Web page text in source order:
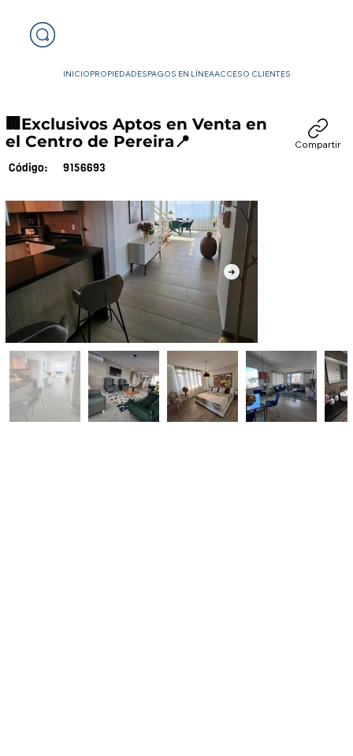
INICIOPROPIEDADESPAGOS EN LÍNEAACCESO CLIENTES
🏢Exclusivos Aptos en Venta en
el Centro de Pereira📍
Código: 9156693
Compartir